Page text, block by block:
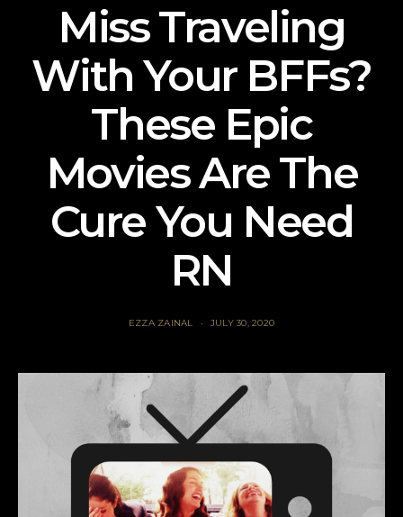
Miss Traveling
With Your BFFs?
These Epic
Movies Are The
Cure You Need
RN
EZZA ZAINAL JULY 30, 2020